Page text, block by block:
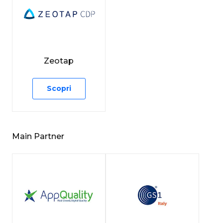
Zeotap
Scopri
Main Partner